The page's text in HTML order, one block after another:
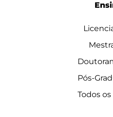
Pós-
Todos